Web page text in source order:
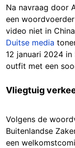
Na navraag door
een
video niet in
Duitse media
12 januari 2024
outfit met een
Vliegtuig
Volgens de
Buitenlandse
een